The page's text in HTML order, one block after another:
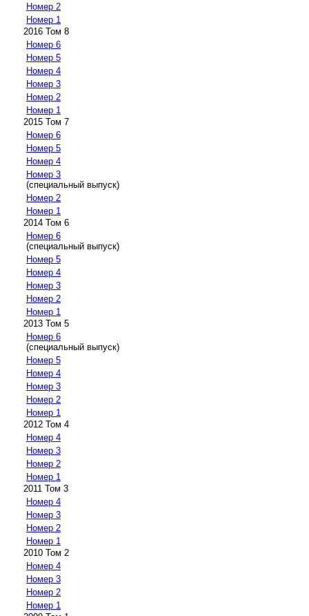
Номер 2
Номер 1
2016 Том 8
Номер 6
Номер 5
Номер 4
Номер 3
Номер 2
Номер 1
2015 Том 7
Номер 6
Номер 5
Номер 4
Номер 3
(специальный выпуск)
Номер 2
Номер 1
2014 Том 6
Номер 6
(специальный выпуск)
Номер 5
Номер 4
Номер 3
Номер 2
Номер 1
2013 Том 5
Номер 6
(специальный выпуск)
Номер 5
Номер 4
Номер 3
Номер 2
Номер 1
2012 Том 4
Номер 4
Номер 3
Номер 2
Номер 1
2011 Том 3
Номер 4
Номер 3
Номер 2
Номер 1
2010 Том 2
Номер 4
Номер 3
Номер 2
Номер 1